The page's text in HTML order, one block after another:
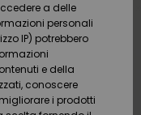
a delle
personali
IP) potrebbero
e della
conoscere
i prodotti